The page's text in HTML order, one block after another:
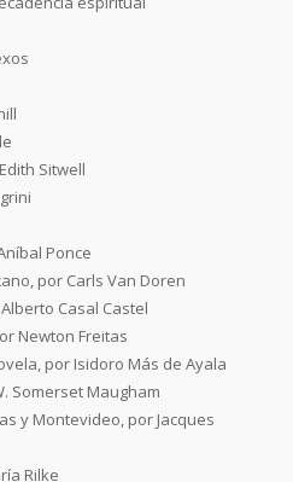
Sitwell
Ponce
por Carls Van Doren
Casal Castel
Newton Freitas
por Isidoro Más de Ayala
Somerset Maugham
y Montevideo, por Jacques
Rilke